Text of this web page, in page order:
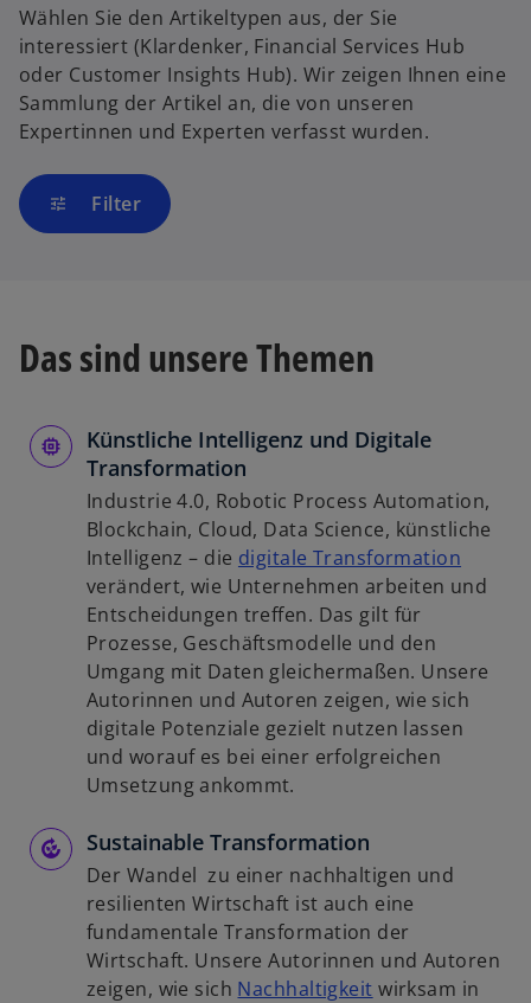
Wählen Sie den Artikeltypen aus, der Sie
interessiert (Klardenker, Financial Services Hub
oder Customer Insights Hub). Wir zeigen Ihnen eine
Sammlung der Artikel an, die von unseren
Expertinnen und Experten verfasst wurden.
tune Filter
Das sind unsere Themen
Künstliche Intelligenz und Digitale
Transformation
Industrie 4.0, Robotic Process Automation,
Blockchain, Cloud, Data Science, künstliche
Intelligenz – die digitale Transformation
i
i
n
e
e
n
verändert, wie Unternehmen arbeiten und
Entscheidungen treffen. Das gilt für
Prozesse, Geschäftsmodelle und den
Umgang mit Daten gleichermaßen. Unsere
Autorinnen und Autoren zeigen, wie sich
digitale Potenziale gezielt nutzen lassen
und worauf es bei einer erfolgreichen
Umsetzung ankommt.
Sustainable Transformation
Der Wandel zu einer nachhaltigen und
resilienten Wirtschaft ist auch eine
fundamentale Transformation der
Wirtschaft. Unsere Autorinnen und Autoren
zeigen, wie sich Nachhaltigkeitwwirksam in